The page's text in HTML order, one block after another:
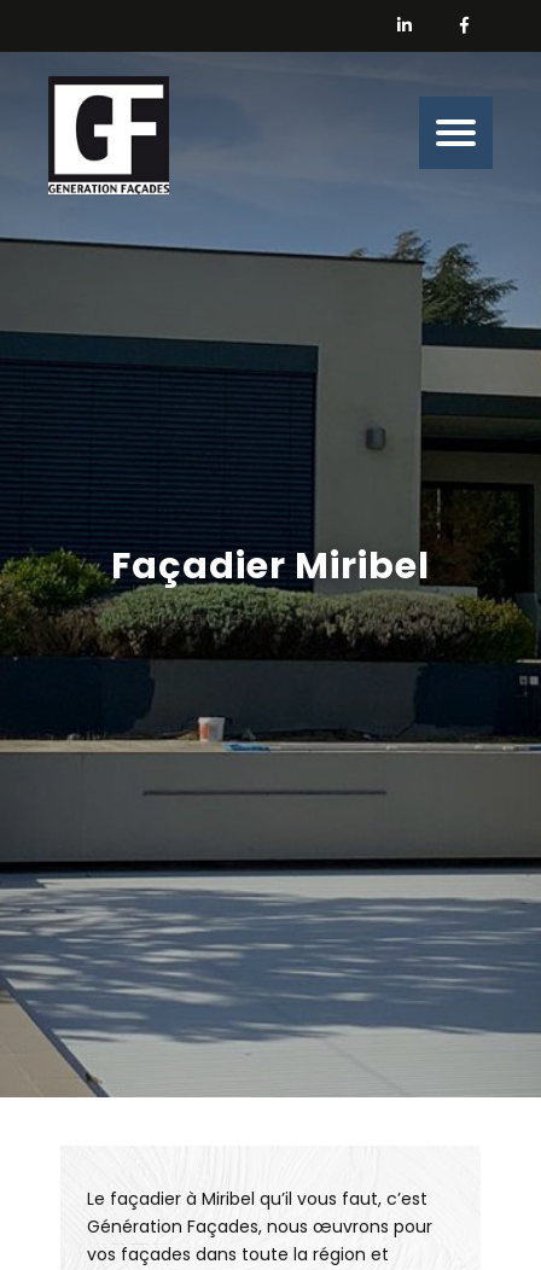
Générations Façades
Nos prestations
Enduit
Nos belles histoires de chantiers
Nous contacter
Générations Façades s’engage
RecrutementFaçadier Miribel
Le façadier à Miribel qu’il vous faut, c’est
Génération Façades, nous œuvrons pour
vos façades dans toute la région et